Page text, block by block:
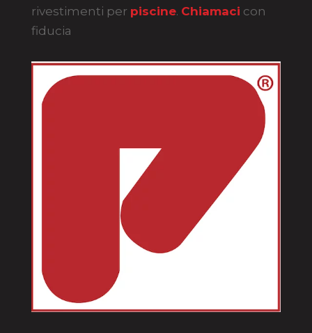
rivestimenti per piscine. Chiamaci con
fiducia